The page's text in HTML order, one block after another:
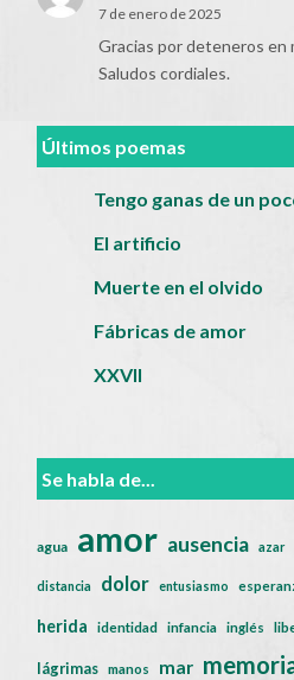
7 de enero de 2025
Gracias por deteneros en
Saludos cordiales.
Últimos poemas
Tengo ganas de un
El artificio
Muerte en el olvido
Fábricas de amor
XXVII
Se habla de...
agua amor ausencia azar
distancia dolor entusiasmo
herida identidad infancia inglés
lágrimas manos mar